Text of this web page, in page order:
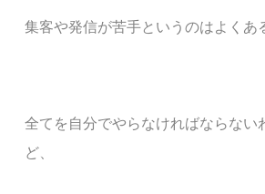
集客や発信が苦手というのはよくあ
全てを自分でやらなければならない
ど、